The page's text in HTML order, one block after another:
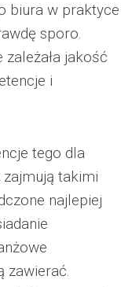
biura w praktyce
sporo.
jakość
i
tego dla
takimi
najlepiej
zawierać.